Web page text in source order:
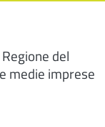
del
medie imprese